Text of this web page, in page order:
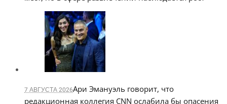
7 АВГУСТА 2026Ари Эмануэль говорит, что
редакционная коллегия CNN ослабила бы опасения